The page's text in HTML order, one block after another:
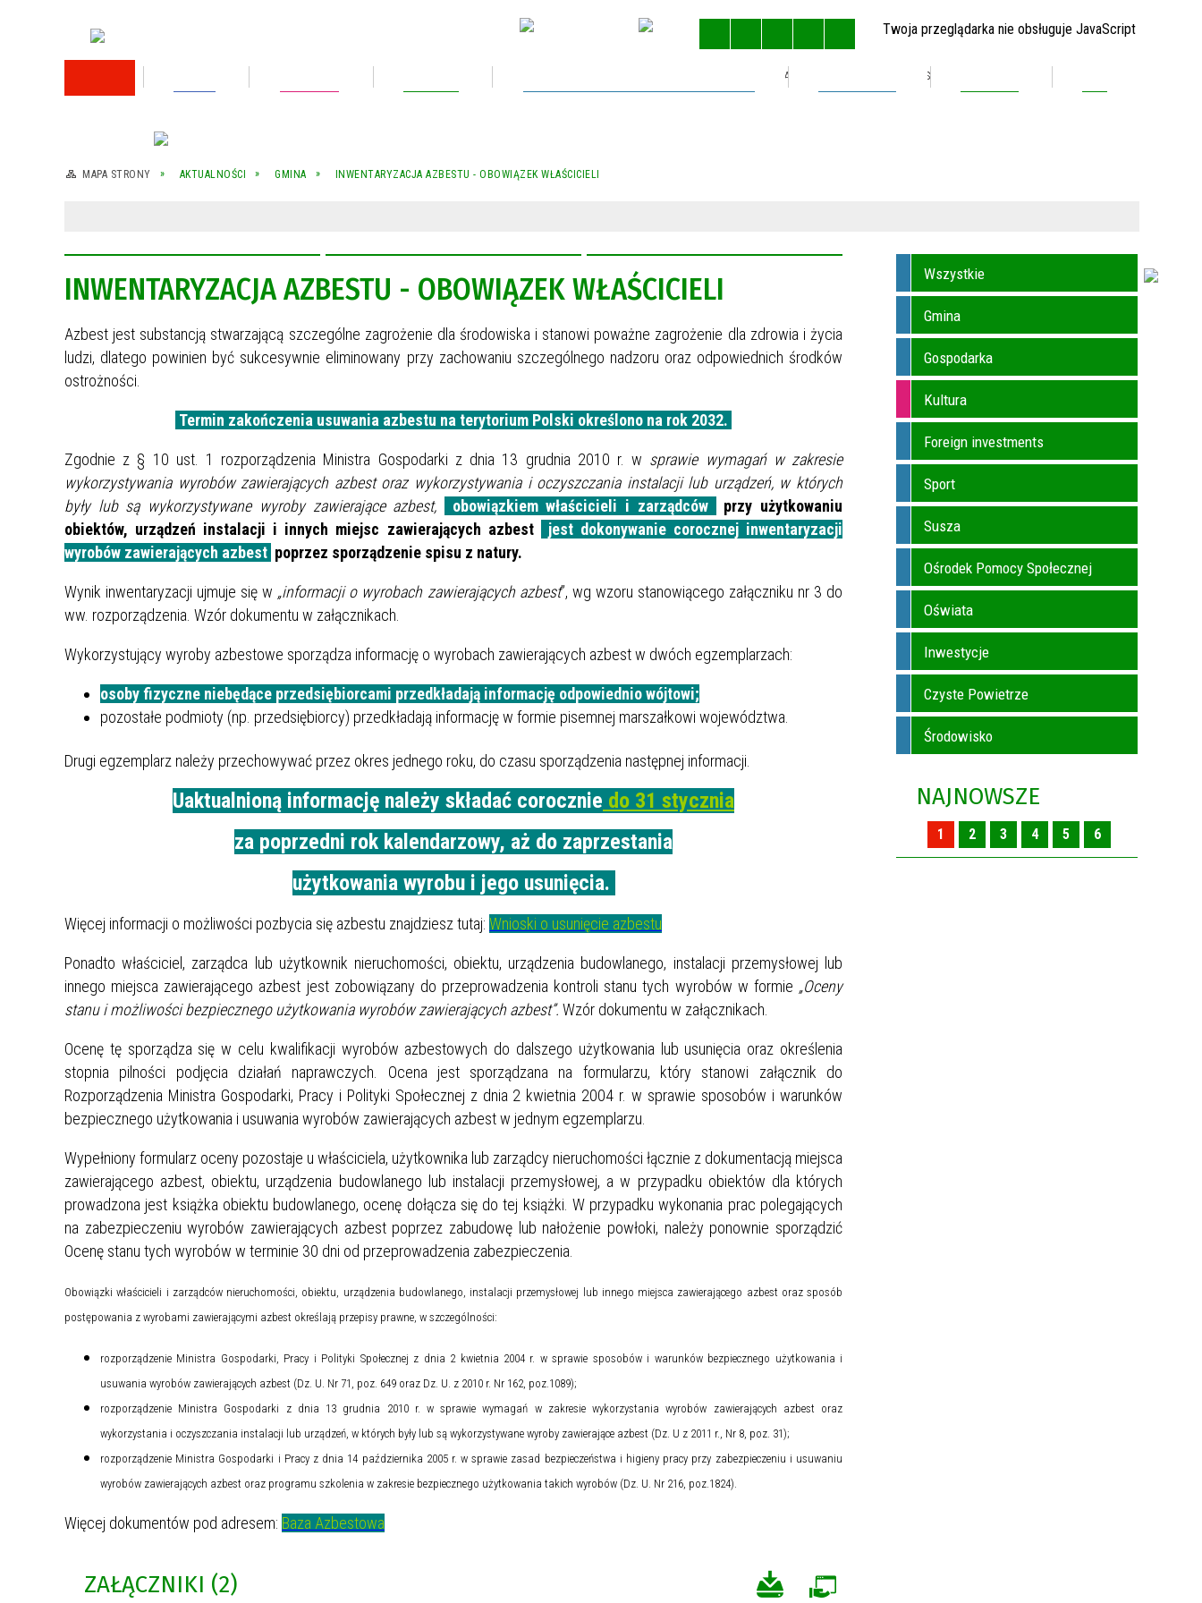
Twoja przeglądarka nie obsługuje JavaScript
STRONA GŁÓWNA MAPA STRONY
Rok 2025
Wykaz nieruchomości przeznaczonej do
sprzedaży
Wykaz nieruchomości przeznaczonej do
sprzedaży
Rok 2022
Rok 2020
MAPA STRONY AKTUALNOŚCI GMINA INWENTARYZACJA AZBESTU - OBOWIĄZEK WŁAŚCICIELI
INWENTARYZACJA AZBESTU - OBOWIĄZEK WŁAŚCICIELI
Azbest jest substancją stwarzającą szczególne zagrożenie dla środowiska i stanowi poważne zagrożenie dla zdrowia i życia
ludzi, dlatego powinien być sukcesywnie eliminowany przy zachowaniu szczególnego nadzoru oraz odpowiednich środków
ostrożności.
Termin zakończenia usuwania azbestu na terytorium Polski określono na rok 2032.
Zgodnie z § 10 ust. 1 rozporządzenia Ministra Gospodarki z dnia 13 grudnia 2010 r. w sprawie wymagań w zakresie
wykorzystywania wyrobów zawierających azbest oraz wykorzystywania i oczyszczania instalacji lub urządzeń, w których
były lub są wykorzystywane wyroby zawierające azbest,
obowiązkiem właścicieli i zarządców
przy użytkowaniu
obiektów, urządzeń instalacji i innych miejsc zawierających azbest
jest dokonywanie corocznej inwentaryzacji
wyrobów zawierających azbest poprzez sporządzenie spisu z natury.
Wynik inwentaryzacji ujmuje się w „informacji o wyrobach zawierających azbest”, wg wzoru stanowiącego załączniku nr 3 do
ww. rozporządzenia. Wzór dokumentu w załącznikach.
Wykorzystujący wyroby azbestowe sporządza informację o wyrobach zawierających azbest w dwóch egzemplarzach:
osoby fizyczne niebędące przedsiębiorcami przedkładają informację odpowiednio wójtowi;
pozostałe podmioty (np. przedsiębiorcy) przedkładają informację w formie pisemnej marszałkowi województwa.
Drugi egzemplarz należy przechowywać przez okres jednego roku, do czasu sporządzenia następnej informacji.
Uaktualnioną informację należy składać corocznie do 31 stycznia
za poprzedni rok kalendarzowy, aż do zaprzestania
użytkowania wyrobu i jego usunięcia.
Więcej informacji o możliwości pozbycia się azbestu znajdziesz tutaj: Wnioski o usunięcie azbestu
Ponadto właściciel, zarządca lub użytkownik nieruchomości, obiektu, urządzenia budowlanego, instalacji przemysłowej lub
innego miejsca zawierającego azbest jest zobowiązany do przeprowadzenia kontroli stanu tych wyrobów w formie „Oceny
stanu i możliwości bezpiecznego użytkowania wyrobów zawierających azbest”. Wzór dokumentu w załącznikach.
Ocenę tę sporządza się w celu kwalifikacji wyrobów azbestowych do dalszego użytkowania lub usunięcia oraz określenia
stopnia pilności podjęcia działań naprawczych. Ocena jest sporządzana na formularzu, który stanowi załącznik do
Rozporządzenia Ministra Gospodarki, Pracy i Polityki Społecznej z dnia 2 kwietnia 2004 r. w sprawie sposobów i warunków
bezpiecznego użytkowania i usuwania wyrobów zawierających azbest w jednym egzemplarzu.
Wypełniony formularz oceny pozostaje u właściciela, użytkownika lub zarządcy nieruchomości łącznie z dokumentacją miejsca
zawierającego azbest, obiektu, urządzenia budowlanego lub instalacji przemysłowej, a w przypadku obiektów dla których
prowadzona jest książka obiektu budowlanego, ocenę dołącza się do tej książki. W przypadku wykonania prac polegających
na zabezpieczeniu wyrobów zawierających azbest poprzez zabudowę lub nałożenie powłoki, należy ponownie sporządzić
Ocenę stanu tych wyrobów w terminie 30 dni od przeprowadzenia zabezpieczenia.
Obowiązki właścicieli i zarządców nieruchomości, obiektu, urządzenia budowlanego, instalacji przemysłowej lub innego miejsca zawierającego azbest oraz sposób
postępowania z wyrobami zawierającymi azbest określają przepisy prawne, w szczególności:
rozporządzenie Ministra Gospodarki, Pracy i Polityki Społecznej z dnia 2 kwietnia 2004 r. w sprawie sposobów i warunków bezpiecznego użytkowania i
usuwania wyrobów zawierających azbest (Dz. U. Nr 71, poz. 649 oraz Dz. U. z 2010 r. Nr 162, poz.1089);
rozporządzenie Ministra Gospodarki z dnia 13 grudnia 2010 r. w sprawie wymagań w zakresie wykorzystania wyrobów zawierających azbest oraz
wykorzystania i oczyszczania instalacji lub urządzeń, w których były lub są wykorzystywane wyroby zawierające azbest (Dz. U z 2011 r., Nr 8, poz. 31);
rozporządzenie Ministra Gospodarki i Pracy z dnia 14 października 2005 r. w sprawie zasad bezpieczeństwa i higieny pracy przy zabezpieczeniu i usuwaniu
wyrobów zawierających azbest oraz programu szkolenia w zakresie bezpiecznego użytkowania takich wyrobów (Dz. U. Nr 216, poz.1824).
Więcej dokumentów pod adresem: Baza Azbestowa
ZAŁĄCZNIKI (2)
Wszystkie
Gmina
Gospodarka
Kultura
Foreign investments
Sport
Susza
Ośrodek Pomocy Społecznej
Oświata
Inwestycje
Czyste Powietrze
Środowisko
NAJNOWSZE
1 2 3 4 5 6